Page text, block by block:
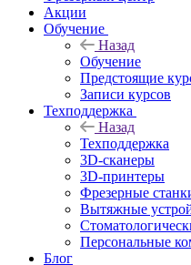
Акции
Обучение
Назад
Обучение
Предстоящие
Записи курсов
Техподдержка
Назад
Техподдержка
3D-сканеры
3D-принтеры
Фрезерные
Вытяжные
Персональные
Блог